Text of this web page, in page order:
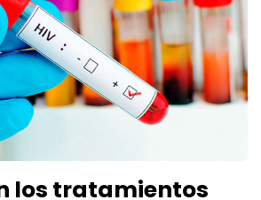
los tratamientos